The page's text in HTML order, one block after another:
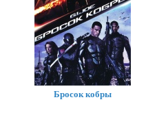
Бросок кобры